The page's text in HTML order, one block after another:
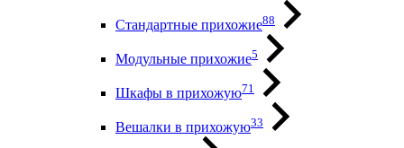
Стандартные прихожие88
Модульные прихожие5
Шкафы в прихожую71
Вешалки в прихожую33